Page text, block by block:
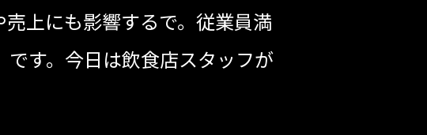
上にも影響するで。従業員満
す。今日は飲食店スタッフが